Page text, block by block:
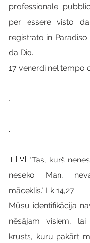
professionale
per essere visto
registrato in
da Dio.
17 venerdì nel tempo
.
.
🇱🇻 "Tas, kurš
neseko Man,
māceklis." Lk 14,27
Mūsu identifikācija
nēsājam visiem,
krusts, kuru pakārt